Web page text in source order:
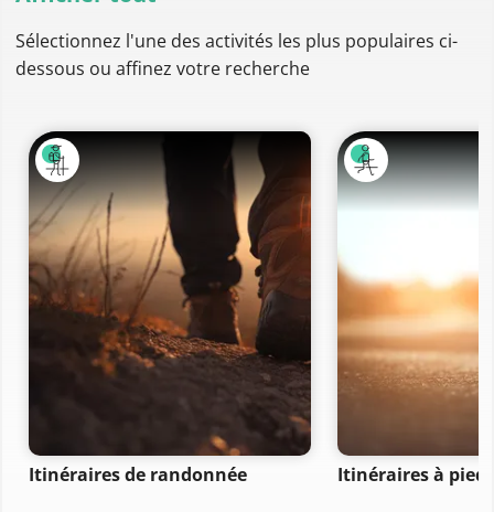
Sélectionnez l'une des activités les plus populaires ci-
dessous ou affinez votre recherche
Itinéraires de randonnée Itinéraires à pied